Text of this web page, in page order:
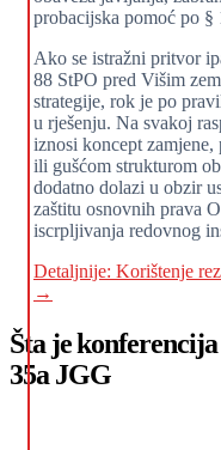
probacijska pomoć po §
Ako se istražni pritvor
88 StPO pred Višim
strategije, rok je po
u rješenju. Na svakoj
iznosi koncept
ili gušćom strukturom
dodatno dolazi u obzir
zaštitu osnovnih prava
iscrpljivanja redovnog
Detaljnije: Korištenje
→
Šta je
35a JGG